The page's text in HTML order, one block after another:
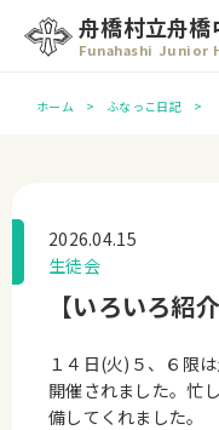
舟橋村立舟橋
Funahashi Junior
ホーム ふなっこ日記
2026.04.15
生徒会
【いろいろ紹
１４日(火)５、６限
開催されました。忙
備してくれました。